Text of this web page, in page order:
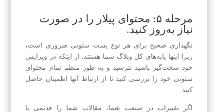
مرحله ۵: محتوای پیلار را در صورت
نیاز به‌روز کنید.
نگهداری صحیح برای هر نوع پست ستونی ضروری است،
زیرا اینها پایه‌های کل وبلاگ شما هستند. از اینکه در ویرایش
خود سخت‌گیر باشید نترسید و به طور منظم تمام محتوای
ستونی خود را بررسی کنید تا از ارتباط آنها اطمینان حاصل
کنید.
اگر تغییرات در صنعت شما، مقالات شما را قدیمی یا